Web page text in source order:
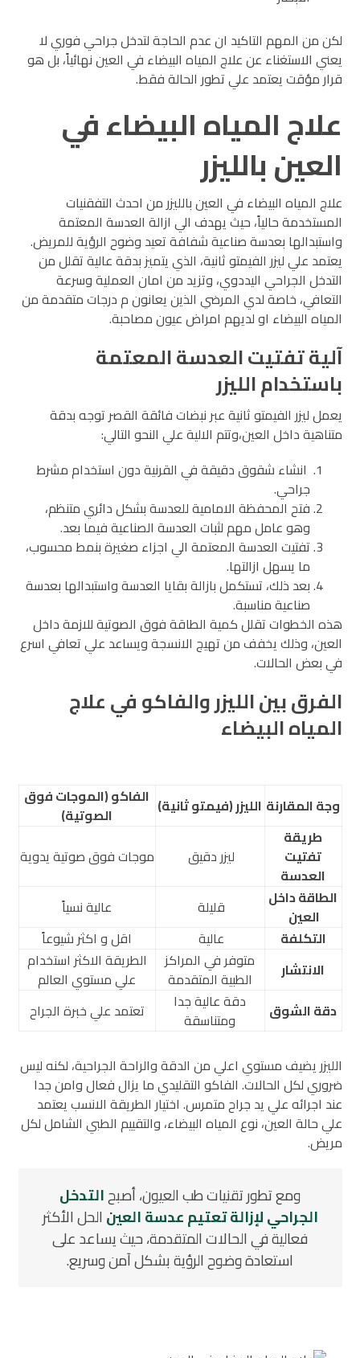
لكن من المهم التاكيد ان عدم الحاجة لتدخل جراحي فوري لا
يعني الاستغناء عن علاج المياه البيضاء في العين نهائياً، بل هو
قرار مؤقت يعتمد علي تطور الحالة فقط.
علاج المياه البيضاء في
العين بالليزر
علاج المياه البيضاء في العين بالليزر من احدث التفقنيات
المستخدمة حالياً، حيث يهدف الي ازالة العدسة المعتمة
واستبدالها بعدسة صناعية شفافة تعيد وضوح الرؤية للمريض.
يعتمد علي ليزر الفيمتو ثانية، الذي يتميز بدقة عالية تقلل من
التدخل الجراحي اليددوي، وتزيد من امان العملية وسرعة
التعافي، خاصة لدي المرضي الذين يعانون م درجات متقدمة من
المياه البيضاء او لديهم امراض عيون مصاحبة.
آلية تفتيت العدسة المعتمة
باستخدام الليزر
يعمل ليزر الفيمتو ثانية عبر نبضات فائقة القصر توجه بدقة
متناهية داخل العين،وتتم الالية علي النحو التالي:
انشاء شقوق دقيقة في القرنية دون استخدام مشرط
جراحي.
فتح المحفظة الامامية للعدسة بشكل دائري متنظم،
وهو عامل مهم لثبات العدسة الصناعية فيما بعد.
تفتيت العدسة المعتمة الي اجزاء صغيرة بنمط محسوب،
ما يسهل ازالتها.
بعد ذلك، تستكمل بازالة بقايا العدسة واستبدالها بعدسة
صناعية مناسبة.
هذه الخطوات تقلل كمية الطاقة فوق الصوتية للازمة داخل
العين، وذلك يخفف من تهيج الانسجة ويساعد علي تعافي اسرع
في بعض الحالات.
الفرق بين الليزر والفاكو في علاج
المياه البيضاء
وجة المقارنة الليزر (فيمتو ثانية) الفاكو (الموجات فوق
الصوتية)
طريقة
تفتيت
العدسة
ليزر دقيق
موجات فوق صوتية يدوية
الطاقة داخل
العين
قليلة
عالية نسياً
التكلفة
عالية
اقل و اكثر شيوعاً
الانتشار
متوفر في المراكز
الطبية المتقدمة
الطريقة الاكثر استخدام
علي مستوي العالم
دقة الشوق
دقة عالية جدا
ومتناسقة
تعتمد علي خبرة الجراح
الليزر يضيف مستوي اعلي من الدقة والراحة الجراحية، لكنه ليس
ضروري لكل الحالات. الفاكو التقليدي ما يزال فعال وامن جدا
عند اجرائه علي يد جراح متمرس. اختيار الطريقة الانسب يعتمد
علي حالة العين، نوع المياه البيضاء، والتقييم الطبي الشامل لكل
مريض.
ومع تطور تقنيات طب العيون، أصبحالتدخل
الجراحي لإزالة تعتيم عدسة العين الحل الأكثر
فعالية في الحالات المتقدمة، حيث يساعد على
استعادة وضوح الرؤية بشكل آمن وسريع.